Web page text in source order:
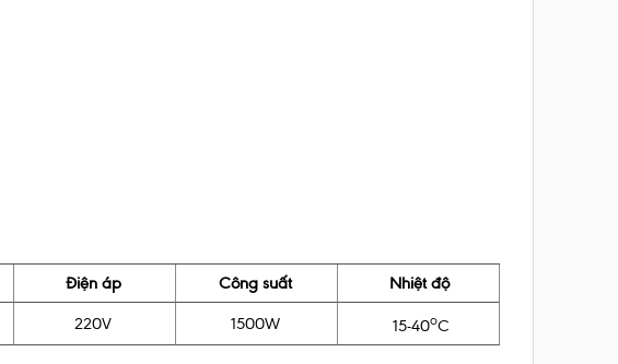
Điện áp Công suất Nhiệt độ
220V 1500W 15-40oC